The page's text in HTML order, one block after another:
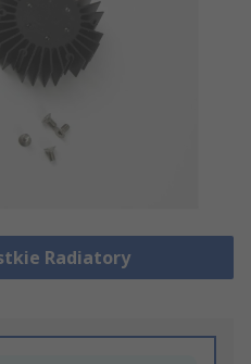
Radiatory